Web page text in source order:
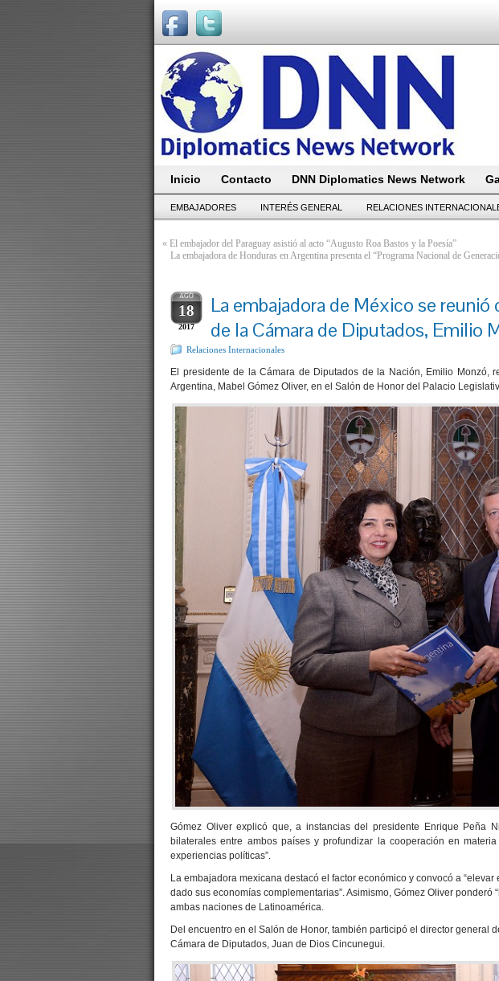
Inicio Contacto DNN Diplomatics News Network
EMBAJADORES INTERÉS GENERAL RELACIONES
« El embajador del Paraguay asistió al acto “Augusto Roa Bastos y la Poesía”
La embajadora de Honduras en Argentina presenta el “Programa Nacional de
AGO
18
2017
La embajadora de México se reunió
de la Cámara de Diputados, Emilio
Relaciones Internacionales
El presidente de la Cámara de Diputados de la Nación, Emilio Monzó,
Argentina, Mabel Gómez Oliver, en el Salón de Honor del Palacio
Gómez Oliver explicó que, a instancias del presidente Enrique Peña
bilaterales entre ambos países y profundizar la cooperación en
experiencias políticas”.
La embajadora mexicana destacó el factor económico y convocó a
dado sus economías complementarias”. Asimismo, Gómez Oliver ponderó
ambas naciones de Latinoamérica.
Del encuentro en el Salón de Honor, también participó el director general
Cámara de Diputados, Juan de Dios Cincunegui.